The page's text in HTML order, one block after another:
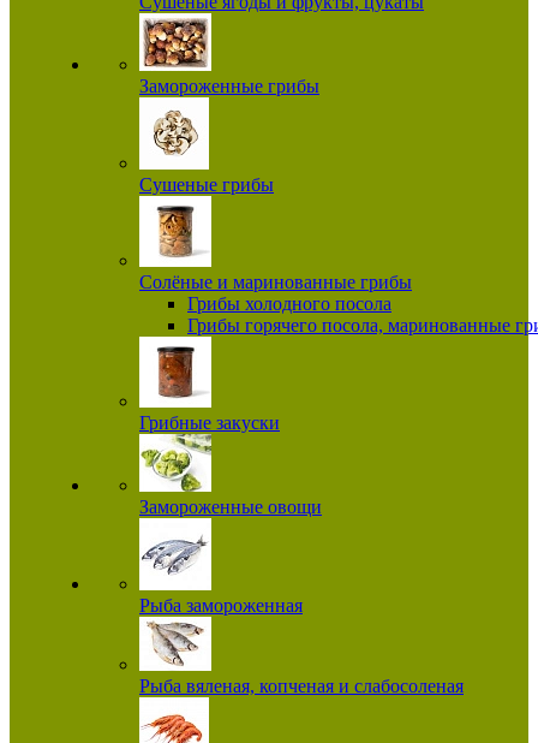
Замороженные грибы
Сушеные грибы
Солёные и маринованные грибы
Грибы холодного посола
Грибы горячего посола, маринованные
Грибные закуски
Замороженные овощи
Рыба замороженная
Рыба вяленая, копченая и слабосоленая